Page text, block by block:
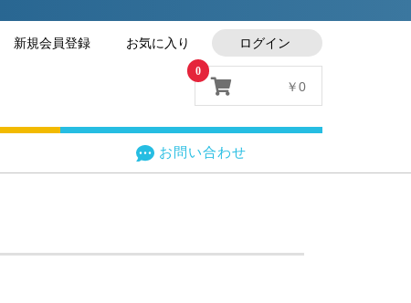
新規会員登録 お気に入り ログイン
0
￥0
お問い合わせ